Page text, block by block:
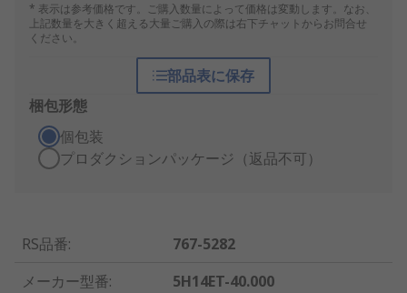
* 表示は参考価格です。ご購入数量によって価格は変動します。なお、
上記数量を大きく超える大量ご購入の際は右下チャットからお問合せ
ください。
部品表に保存
梱包形態
個包装
プロダクションパッケージ（返品不可）
RS品番:
767-5282
メーカー型番:
5H14ET-40.000